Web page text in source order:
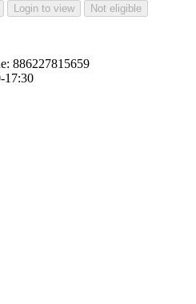
Login to view Not eligible
886227815659
17:30